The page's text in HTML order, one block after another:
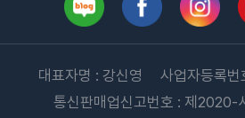
대표자명 : 강신영 사업자등록
통신판매업신고번호 : 제